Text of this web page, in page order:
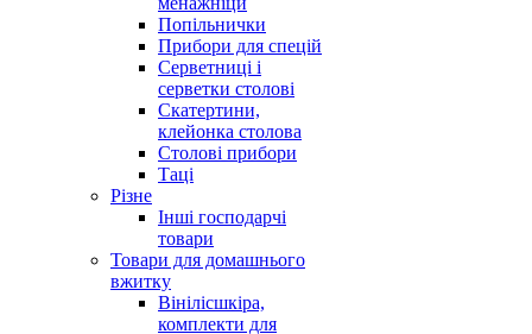
Попільнички
Прибори для спецій
Серветниці і
серветки столові
Скатертини,
клейонка столова
Столові прибори
Таці
Різне
Інші господарчі
товари
Товари для домашнього
вжитку
Вінілісшкіра,
комплекти для